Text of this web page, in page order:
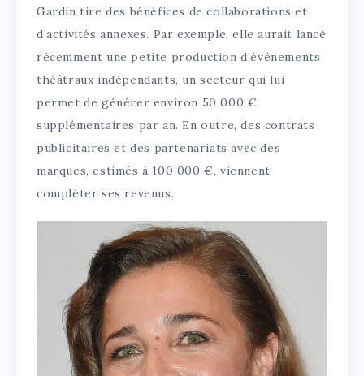
Gardin tire des bénéfices de collaborations et
d’activités annexes. Par exemple, elle aurait lancé
récemment une petite production d’événements
théâtraux indépendants, un secteur qui lui
permet de générer environ 50 000 €
supplémentaires par an. En outre, des contrats
publicitaires et des partenariats avec des
marques, estimés à 100 000 €, viennent
compléter ses revenus.